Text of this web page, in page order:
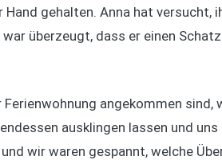
Hand gehalten. Anna hat
überzeugt, dass er einen
angekommen sind,
ausklingen lassen und
wir waren gespannt, welche